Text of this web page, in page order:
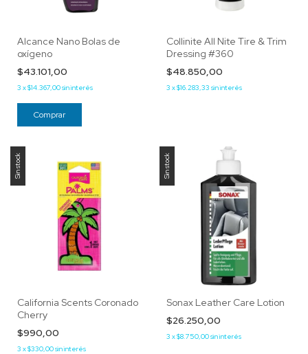
Alcance Nano Bolas de
oxígeno
$43.101,00
3 x$14.367,00sin interés
Collinite All Nite Tire & Trim
Dressing #360
$48.850,00
3 x$16.283,33 sin interés
Sin stock
California Scents Coronado
Cherry
$990,00
3 x$330,00sin interés
Sin stock
Sonax Leather Care Lotion
$26.250,00
3 x$8.750,00sin interés